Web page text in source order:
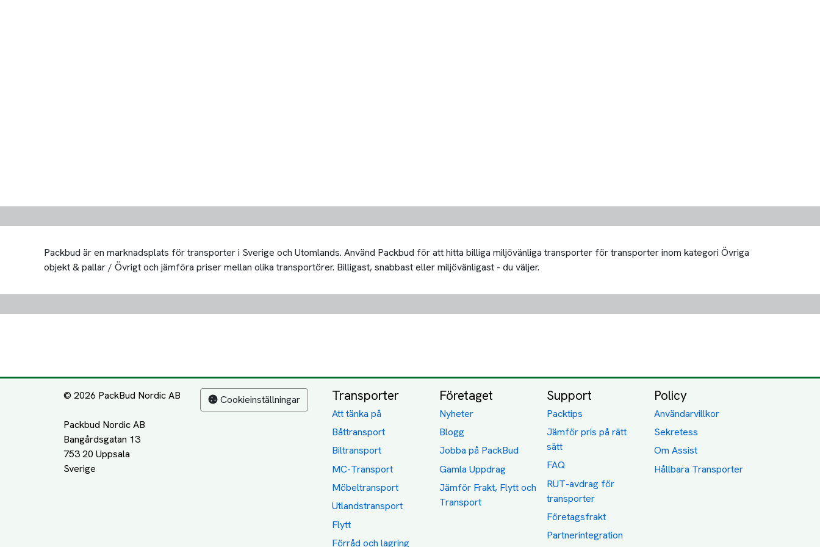
Packbud är en marknadsplats för transporter i Sverige och Utomlands. Använd Packbud för att hitta billiga miljövänliga transporter för transporter inom kategori Övriga
objekt & pallar / Övrigt och jämföra priser mellan olika transportörer. Billigast, snabbast eller miljövänligast - du väljer.
© 2026 PackBud Nordic AB
Packbud Nordic AB
Bangårdsgatan 13
753 20 Uppsala
Cookieinställningar Transporter
Att tänka på
Båttransport
Biltransport
MC-Transport
Möbeltransport
Utlandstransport
Flytt
Förråd och lagring
Företaget
Nyheter
Blogg
Jobba på PackBud
Gamla Uppdrag
Jämför Frakt, Flytt och
Transport
Support
Packtips
Jämför pris på rätt
sätt
FAQ
RUT-avdrag för
transporter
Företagsfrakt
Partnerintegration
Policy
Användarvillkor
Sekretess
Om Assist
Hållbara Transporter